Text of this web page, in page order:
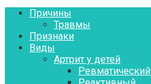
Причины
Травмы
Признаки
Виды
Артрит у детей
Ревматический